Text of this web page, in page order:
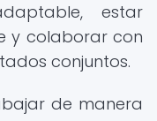
estar
y colaborar con
conjuntos.
de manera